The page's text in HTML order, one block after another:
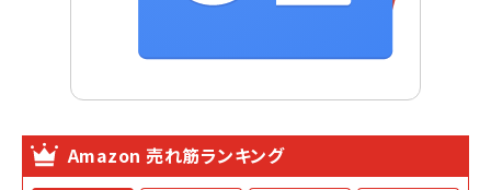
Amazon 売れ筋ランキング